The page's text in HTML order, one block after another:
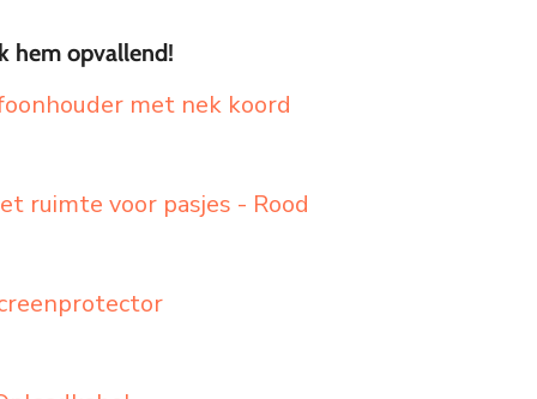
hem opvallend!
met nek koord
ruimte voor pasjes - Rood